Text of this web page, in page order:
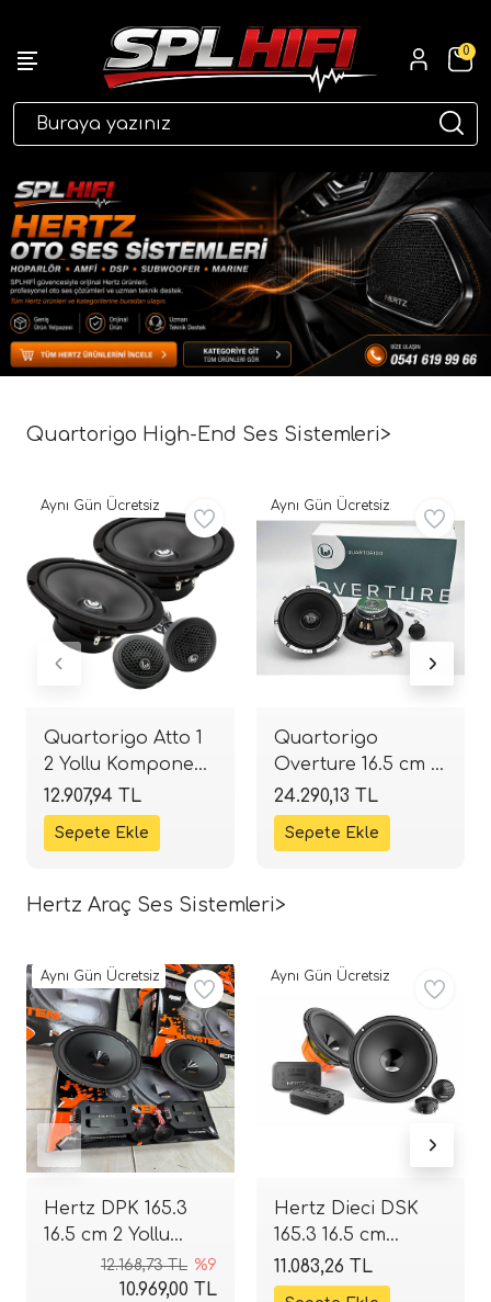
0
Modelleri
Quartorigo High-End Ses Sistemleri>
Quartorigo Atto 1
2 Yollu Komponent
Seti | 50W RMS /
100W Peak | 84 dB
| 4 Ohm | SPLHIFI
12.907,94 TL
Aynı Gün Ücretsiz
Quartorigo
Overture 16.5 cm 2
Yollu Komponent
Seti | 50W RMS |
90 dB | 4 Ohm |
24.290,13 TL
Aynı Gün Ücretsiz
Hertz Araç Ses Sistemleri>
Hertz DPK 165.3
16.5 cm 2 Yollu
Komponent Seti |
80 W RMS / 160 W
12.168,73 TL %9
10.969,00 TL
Aynı Gün Ücretsiz
Hertz Dieci DSK
165.3 16.5 cm
Komponent Mid
Takımı | 160W 4
11.083,26 TL
Aynı Gün Ücretsiz